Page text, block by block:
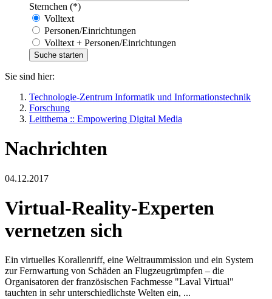
Sternchen (*)
Volltext
Personen/Einrichtungen
Volltext + Personen/Einrichtungen
Sie sind hier:
Technologie-Zentrum Informatik und Informationstechnik
Forschung
Leitthema :: Empowering Digital Media
Nachrichten
04.12.2017
Virtual-Reality-Experten
vernetzen sich
Ein virtuelles Korallenriff, eine Weltraummission und ein System
zur Fernwartung von Schäden an Flugzeugrümpfen – die
Organisatoren der französischen Fachmesse "Laval Virtual"
tauchten in sehr unterschiedlichste Welten ein, ...